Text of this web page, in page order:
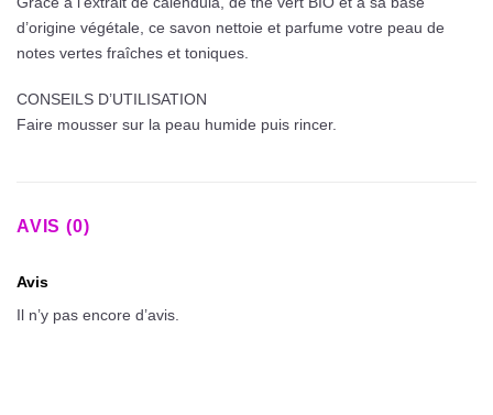
d’origine végétale, ce savon nettoie et parfume votre peau de
notes vertes fraîches et toniques.
CONSEILS D’UTILISATION
Faire mousser sur la peau humide puis rincer.
AVIS (0)
Avis
Il n’y pas encore d’avis.